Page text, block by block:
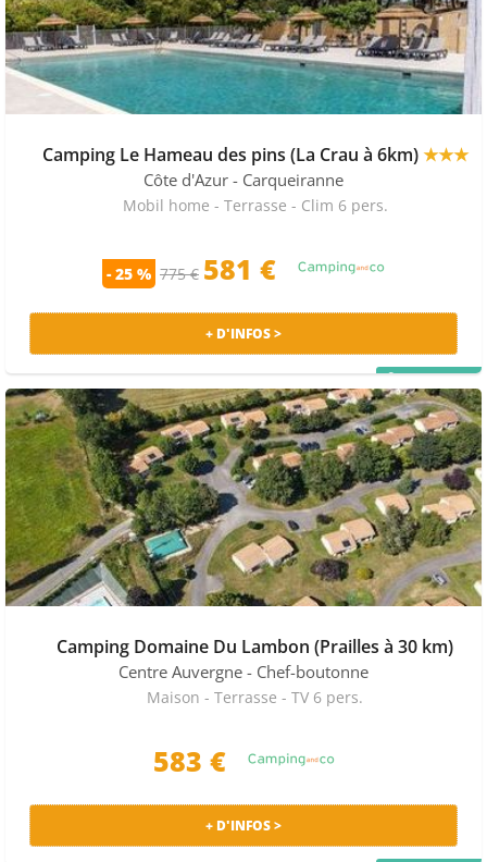
Camping Le Hameau des pins (La Crau à 6km)★★★
Côte d'Azur - Carqueiranne
Mobil home - Terrasse - Clim 6 pers.
- 25 % 775 € 581 €
+ D'INFOS >
Camping Domaine Du Lambon (Prailles à 30 km)
Centre Auvergne - Chef-boutonne
Maison - Terrasse - TV 6 pers.
583 €
+ D'INFOS >